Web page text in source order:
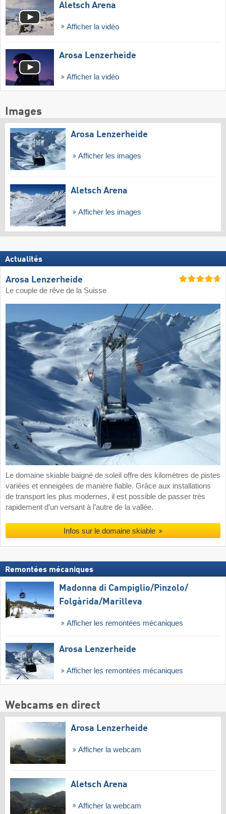
Aletsch Arena
Afficher la vidéo
Arosa Lenzerheide
Afficher la vidéo
Images
Arosa Lenzerheide
Afficher les images
Aletsch Arena
Afficher les images
Actualités
Arosa Lenzerheide
Le couple de rêve de la Suisse
Le domaine skiable baigné de soleil offre des kilomètres de pistes
variées et enneigées de manière fiable. Grâce aux installations
de transport les plus modernes, il est possible de passer très
rapidement d’un versant à l’autre de la vallée.
Infos sur le domaine skiable
Remontées mécaniques
Madonna di Campiglio/​Pinzolo/​
Folgàrida/​Marilleva
Afficher les remontées mécaniques
Arosa Lenzerheide
Afficher les remontées mécaniques
Webcams en direct
Arosa Lenzerheide
Afficher la webcam
Aletsch Arena
Afficher la webcam